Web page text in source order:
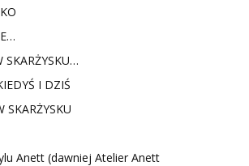
SKARŻYSKU…
I DZIŚ
SKARŻYSKU
Anett (dawniej Atelier Anett